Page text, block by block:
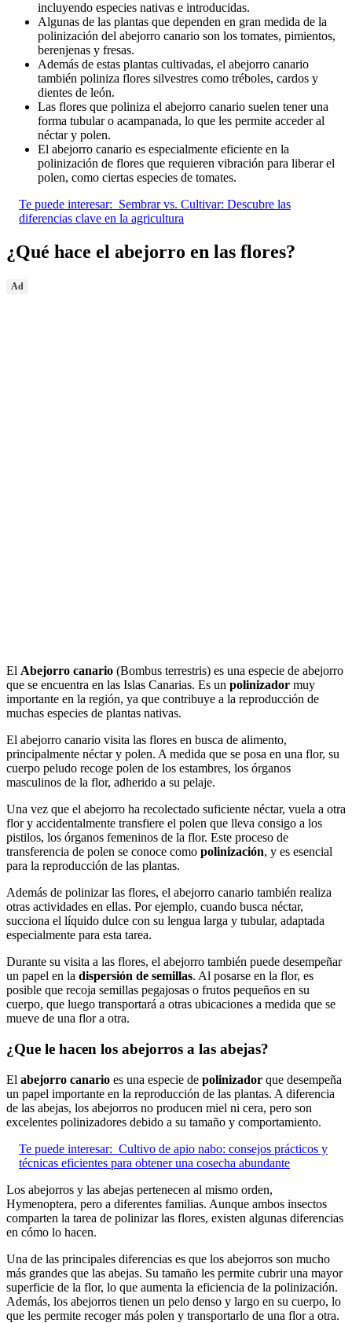
incluyendo especies nativas e introducidas.
Algunas de las plantas que dependen en gran medida de la
polinización del abejorro canario son los tomates, pimientos,
berenjenas y fresas.
Además de estas plantas cultivadas, el abejorro canario
también poliniza flores silvestres como tréboles, cardos y
dientes de león.
Las flores que poliniza el abejorro canario suelen tener una
forma tubular o acampanada, lo que les permite acceder al
néctar y polen.
El abejorro canario es especialmente eficiente en la
polinización de flores que requieren vibración para liberar el
polen, como ciertas especies de tomates.
Te puede interesar: Sembrar vs. Cultivar: Descubre las
diferencias clave en la agricultura
¿Qué hace el abejorro en las flores?
Ad
El Abejorro canario (Bombus terrestris) es una especie de abejorro
que se encuentra en las Islas Canarias. Es un polinizador muy
importante en la región, ya que contribuye a la reproducción de
muchas especies de plantas nativas.
El abejorro canario visita las flores en busca de alimento,
principalmente néctar y polen. A medida que se posa en una flor, su
cuerpo peludo recoge polen de los estambres, los órganos
masculinos de la flor, adherido a su pelaje.
Una vez que el abejorro ha recolectado suficiente néctar, vuela a otra
flor y accidentalmente transfiere el polen que lleva consigo a los
pistilos, los órganos femeninos de la flor. Este proceso de
transferencia de polen se conoce como polinización, y es esencial
para la reproducción de las plantas.
Además de polinizar las flores, el abejorro canario también realiza
otras actividades en ellas. Por ejemplo, cuando busca néctar,
succiona el líquido dulce con su lengua larga y tubular, adaptada
especialmente para esta tarea.
Durante su visita a las flores, el abejorro también puede desempeñar
un papel en la dispersión de semillas. Al posarse en la flor, es
posible que recoja semillas pegajosas o frutos pequeños en su
cuerpo, que luego transportará a otras ubicaciones a medida que se
mueve de una flor a otra.
¿Que le hacen los abejorros a las abejas?
El abejorro canario es una especie de polinizador que desempeña
un papel importante en la reproducción de las plantas. A diferencia
de las abejas, los abejorros no producen miel ni cera, pero son
excelentes polinizadores debido a su tamaño y comportamiento.
Te puede interesar: Cultivo de apio nabo: consejos prácticos y
técnicas eficientes para obtener una cosecha abundante
Los abejorros y las abejas pertenecen al mismo orden,
Hymenoptera, pero a diferentes familias. Aunque ambos insectos
comparten la tarea de polinizar las flores, existen algunas diferencias
en cómo lo hacen.
Una de las principales diferencias es que los abejorros son mucho
más grandes que las abejas. Su tamaño les permite cubrir una mayor
superficie de la flor, lo que aumenta la eficiencia de la polinización.
Además, los abejorros tienen un pelo denso y largo en su cuerpo, lo
que les permite recoger más polen y transportarlo de una flor a otra.